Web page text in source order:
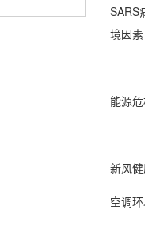
SARS
境因
能源
新风
空调